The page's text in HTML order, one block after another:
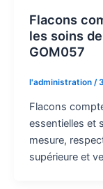
Flacons
les soins
GOM057
l'administration /
Flacons
essentielles et
mesure,
supérieure et